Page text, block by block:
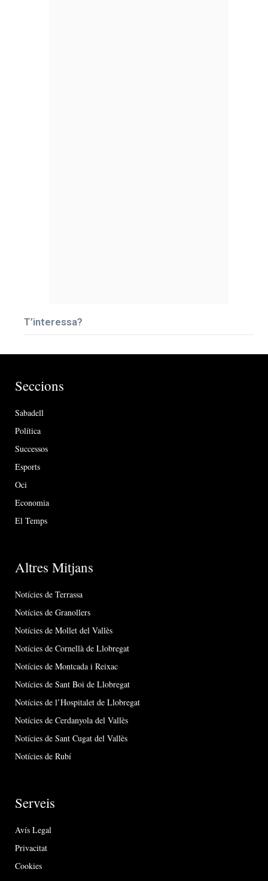
T’interessa?
Seccions
Sabadell
Política
Successos
Esports
Oci
Economia
El Temps
Altres Mitjans
Notícies de Terrassa
Notícies de Granollers
Notícies de Mollet del Vallès
Notícies de Cornellà de Llobregat
Notícies de Montcada i Reixac
Notícies de Sant Boi de Llobregat
Notícies de l’Hospitalet de Llobregat
Notícies de Cerdanyola del Vallès
Notícies de Sant Cugat del Vallès
Notícies de Rubí
Serveis
Avís Legal
Privacitat
Cookies